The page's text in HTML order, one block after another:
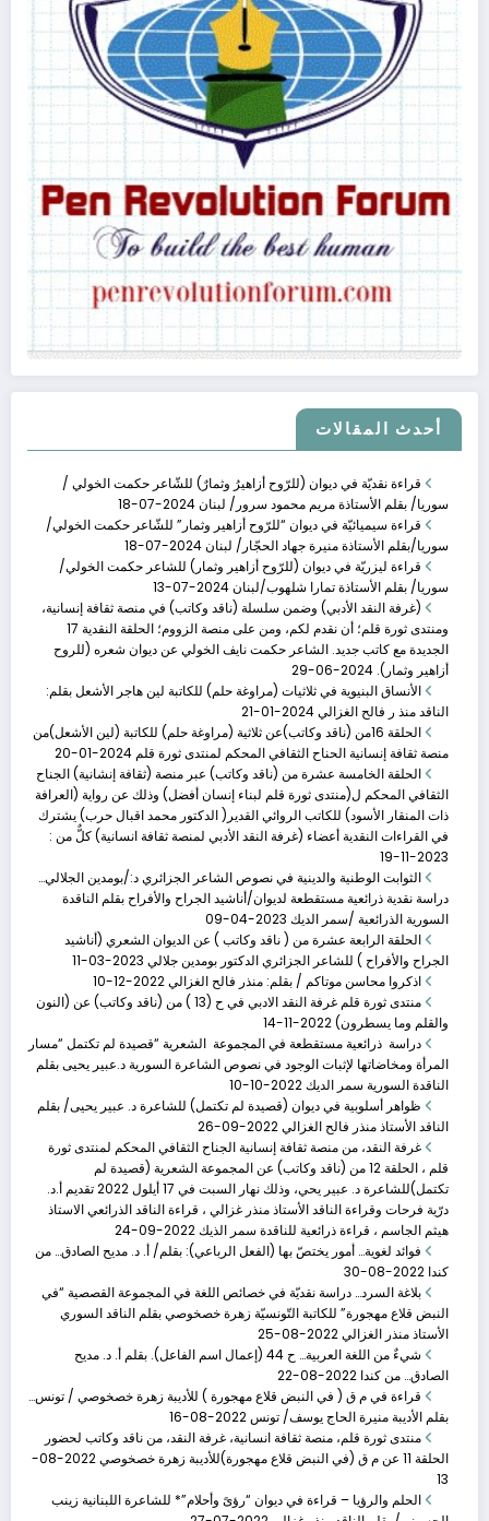
(غرفة النقد الأدبي)
يناير 21, 2024
الأنساق البنيوية في ثلاثيات (مراوغة حلم) للكاتبة لين هاجر
الحلقة 16من (ناقد وك�
يناير 20, 2024
الحلقة الخامسة عشر�
نوفمبر 19, 2023
الثوابت الوطنية وا�
أبريل 9, 2023
الثوابت الوطنية والدينية في نصوص الشاعر الجزائري د:/
بومدين الجلالي
أحدث المقالات
قراءة نقديّة في ديوان (للرّوح أزاهيرُ وثمارٌ) للشّاعر حكمت الخولي /
سوريا/ بقلم الأستاذة مريم محمود سرور/ لبنان2024-07-18
قراءة سيميائيّة في ديوان “للرّوح أزاهير وثمار” للشّاعر حكمت الخولي/
سوريا/بقلم الأستاذة منيرة جهاد الحجّار/ لبنان2024-07-18
قراءة ليزريّة في ديوان (للرّوح أزاهير وثمار) للشاعر حكمت الخولي/
سوريا/ بقلم الأستاذة تمارا شلهوب/لبنان2024-07-13
(غرفة النقد الأدبي) وضمن سلسلة (ناقد وكاتب) في منصة ثقافة إنسانية،
ومنتدى ثورة قلم؛ أن نقدم لكم، ومن على منصة الزووم؛ الحلقة النقدية 17
الجديدة مع كاتب جديد. الشاعر حكمت نايف الخولي عن ديوان شعره (للروح
أزاهير وثمار). 2024-06-29
الأنساق البنيوية في ثلاثيات (مراوغة حلم) للكاتبة لين هاجر الأشعل بقلم:
الناقد منذ ر فالح الغزالي2024-01-21
الحلقة 16من (ناقد وكاتب)عن ثلاثية (مراوغة حلم) للكاتبة (لين الأشعل)من
منصة ثقافة إنسانية الحناح الثقافي المحكم لمنتدى ثورة قلم 2024-01-20
الحلقة الخامسة عشرة من (ناقد وكاتب) عبر منصة (ثقافة إنشانية) الجناح
الثقافي المحكم ل(منتدى ثورة قلم لبناء إنسان أفضل) وذلك عن رواية (العرافة
ذات المنقار الأسود) للكاتب الروائي القدير( الدكتور محمد اقبال حرب) يشترك
في القراءات النقدية أعضاء (غرفة النقد الأدبي لمنصة ثقافة انسانية) كلٌّ من :
2023-11-19
الثوابت الوطنية والدينية في نصوص الشاعر الجزائري د:/بومدين الجلالي…
دراسة نقدية ذرائعية مستقطعة لديوان/أناشيد الجراح والأفراح بقلم الناقدة
السورية الذرائعية /سمر الديك 2023-04-09
الحلقة الرابعة عشرة من ( ناقد وكاتب ) عن الديوان الشعري (أناشيد
الجراح والأفراح ) للشاعر الجزائري الدكتور بومدين جلالي 2023-03-11
اذكروا محاسن موتاكم / بقلم: منذر فالح الغزالي2022-12-10
منتدى ثورة قلم غرفة النقد الادبي في ح (13 ) من (ناقد وكاتب) عن (النون
والقلم وما يسطرون)2022-11-14
دراسة ذرائعية مستقطعة في المجموعة الشعرية “قصيدة لم تكتمل “مسار
المرأة ومخاضاتها لإثبات الوجود في نصوص الشاعرة السورية د.عبير يحيى بقلم
الناقدة السورية سمر الديك2022-10-10
ظواهر أسلوبية في ديوان (قصيدة لم تكتمل) للشاعرة د. عبير يحيى/ بقلم
الناقد الأستاذ منذر فالح الغزالي2022-09-26
غرفة النقد، من منصة ثقافة إنسانية الجناح الثقافي المحكم لمنتدى ثورة
قلم ، الحلقة 12 من (ناقد وكاتب) عن المجموعة الشعرية (قصيدة لم
تكتمل)للشاعرة د. عبير يحي، وذلك نهار السبت في 17 أيلول 2022 تقديم أ.د.
درّية فرحات وقراءة الناقد الأستاذ منذر غزالي ، قراءة الناقد الذرائعي الاستاذ
هيثم الجاسم ، قراءة ذرائعية للناقدة سمر الذيك2022-09-24
فوائد لغوية… أمور يختصّ بها (الفعل الرباعي): بقلم/ أ. د. مديح الصادق… من
كندا 2022-08-30
بلاغة السرد… دراسة نقديّة في خصائص اللغة في المجموعة القصصية “في
النبض قلاع مهجورة” للكاتبة التّونسيّة زهرة خصخوصي بقلم الناقد السوري
الأستاذ منذر الغزالي2022-08-25
شيءٌ من اللغة العربية… ح 44 (إعمال اسم الفاعل). بقلم أ. د. مديح
الصادق… من كندا 2022-08-22
قراءة في م ق ( في النبض قلاع مهجورة ) للأديبة زهرة خصخوصي / تونس…
بقلم الأديبة منيرة الحاج يوسف/ تونس2022-08-16
منتدى ثورة قلم، منصة ثقافة انسانية، غرفة النقد، من ناقد وكاتب لحضور
الحلقة 11 عن م ق (في النبض قلاع مهجورة)للأديبة زهرة خصخوصي
2022-08-
13
الحلم والرؤيا – قراءة في ديوان “رؤىً وأحلام”* للشاعرة اللبنانية زينب